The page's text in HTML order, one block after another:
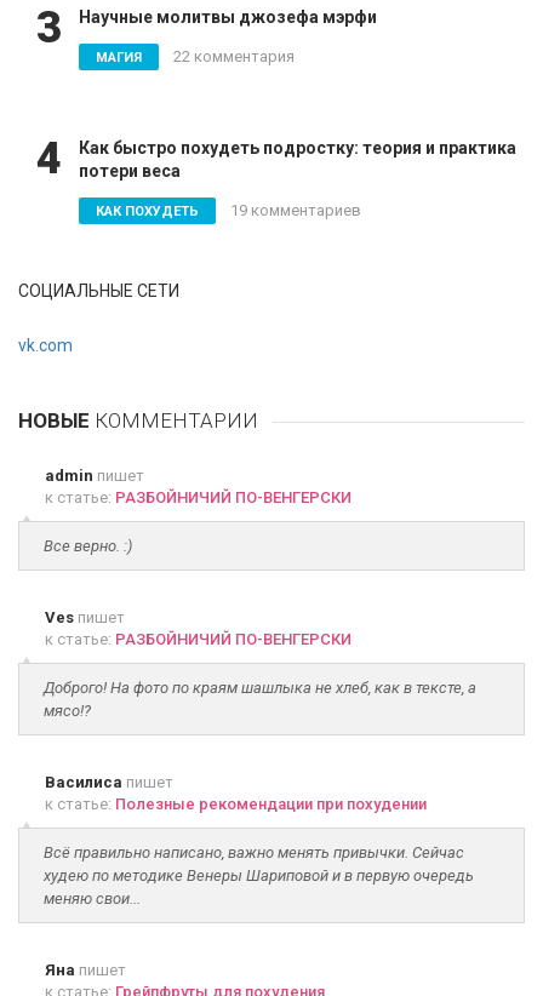
3 Научные молитвы джозефа мэрфи
МАГИЯ 22 комментария
4
Как быстро похудеть подростку: теория и практика
потери веса
КАК ПОХУДЕТЬ 19 комментариев
СОЦИАЛЬНЫЕ СЕТИ
vk.com
НОВЫЕ КОММЕНТАРИИ
admin пишет
к статье: РАЗБОЙНИЧИЙ ПО-ВЕНГЕРСКИ
Все верно. :)
Ves пишет
к статье: РАЗБОЙНИЧИЙ ПО-ВЕНГЕРСКИ
Доброго! На фото по краям шашлыка не хлеб, как в тексте, а
мясо!?
Василиса пишет
к статье: Полезные рекомендации при похудении
Всё правильно написано, важно менять привычки. Сейчас
худею по методике Венеры Шариповой и в первую очередь
меняю свои...
Яна пишет
к статье: Грейпфруты для похудения